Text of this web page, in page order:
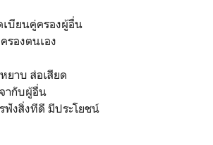
เบียนคู่ครองผู้อื่น
รองตนเอง
ยาบ ส่อเสียด
ากับผู้อื่น
ฟังสิ่งทีดี มีประโยชน์